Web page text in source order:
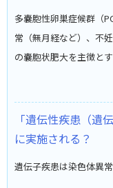
多嚢胞性卵巣症候群（
常（無月経など）、不
の嚢胞状肥大を主徴とす
「遺伝性疾患（遺
に実施される？
遺伝子疾患は染色体異